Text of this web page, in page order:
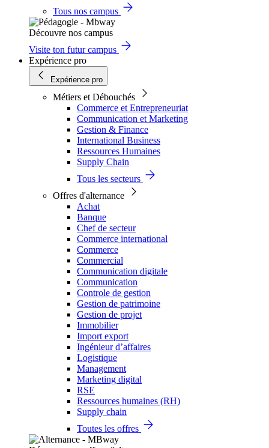
Tous nos campus
Découvre nos campus
Visite ton futur campus
Expérience pro
Expérience pro
Métiers et Débouchés
Commerce et Entrepreneuriat
Communication et Marketing
Gestion & Finance
International Business
Ressources Humaines
Supply Chain
Tous les secteurs
Offres d'alternance
Achat
Banque
Chef de secteur
Commerce international
Commerce
Commercial
Communication digitale
Communication
Controle de gestion
Gestion de patrimoine
Gestion de projet
Immobilier
Import export
Ingénieur d’affaires
Logistique
Management
Marketing digital
RSE
Ressources humaines (RH)
Supply chain
Toutes les offres